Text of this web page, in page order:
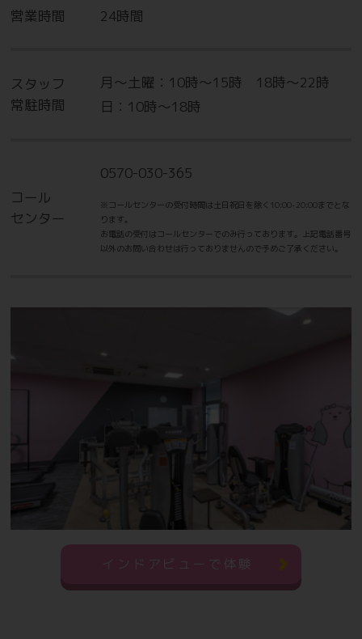
営業時間 24時間
スタッフ
常駐時間
月～土曜：10時～15時 18時～22時
日：10時～18時
コール
センター
0570-030-365
※コールセンターの受付時間は土日祝日を除く10:00-20:00までとな
ります。
お電話の受付はコールセンターでのみ行っております。上記電話番号
以外のお問い合わせは行っておりませんので予めご了承ください。
インドアビューで体験